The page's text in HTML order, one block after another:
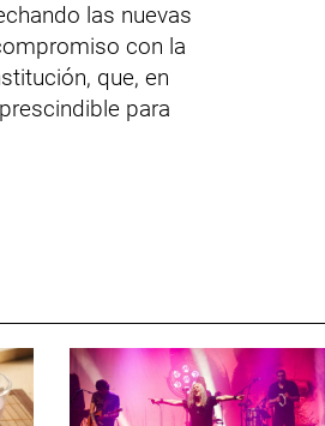
las nuevas
con la
que, en
para